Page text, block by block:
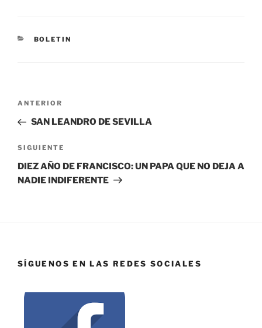
BOLETIN
ANTERIOR
SAN LEANDRO DE SEVILLA
SIGUIENTE
DIEZ AÑO DE FRANCISCO: UN PAPA QUE NO DEJA A
NADIE INDIFERENTE
SÍGUENOS EN LAS REDES SOCIALES